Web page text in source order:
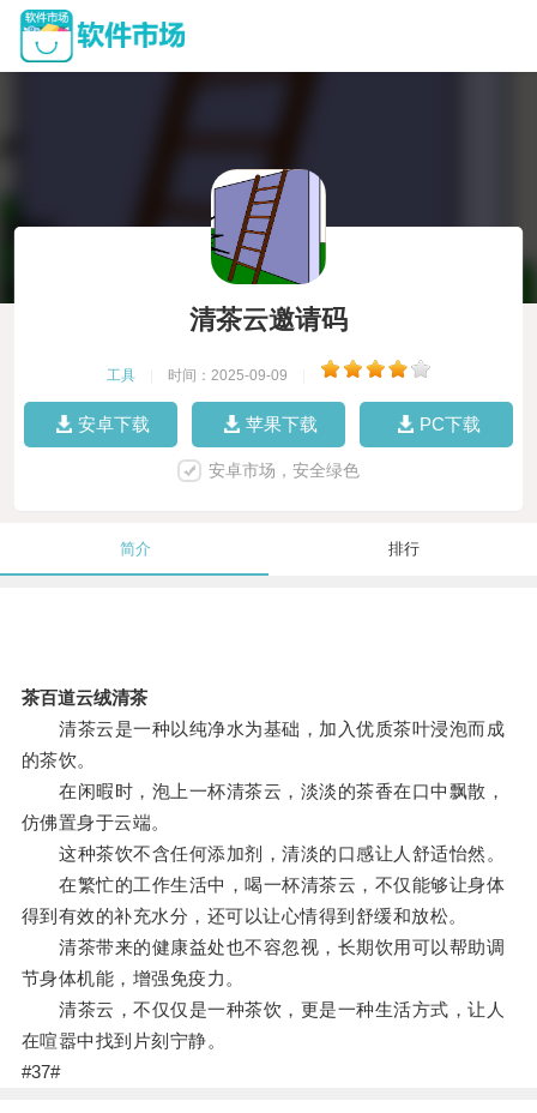
清茶云邀请码
工具 时间：2025-09-09
安卓下载 苹果下载 PC下载
安卓市场，安全绿色
简介 排行
茶百道云绒清茶
清茶云是一种以纯净水为基础，加入优质茶叶浸泡而成
的茶饮。
在闲暇时，泡上一杯清茶云，淡淡的茶香在口中飘散，
仿佛置身于云端。
这种茶饮不含任何添加剂，清淡的口感让人舒适怡然。
在繁忙的工作生活中，喝一杯清茶云，不仅能够让身体
得到有效的补充水分，还可以让心情得到舒缓和放松。
清茶带来的健康益处也不容忽视，长期饮用可以帮助调
节身体机能，增强免疫力。
清茶云，不仅仅是一种茶饮，更是一种生活方式，让人
在喧嚣中找到片刻宁静。
#37#